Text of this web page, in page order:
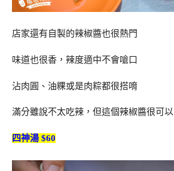
店家還有自製的辣椒醬也很熱門
味道也很香，辣度適中不會嗆口
沾肉圓、油粿或是肉粽都很搭唷
滿分雖說不太吃辣，但這個辣椒醬很可以
四神湯 $60